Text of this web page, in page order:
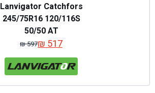
Lanvigator Catchfors
245/75R16 120/116S
50/50 AT
₪597
המחיר
המקורי
היה:
₪ 597.
₪517 המחיר
הנוכחי
הוא:
₪ 517.